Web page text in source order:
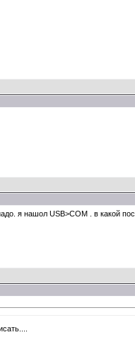
я нашол USB>COM . в какой